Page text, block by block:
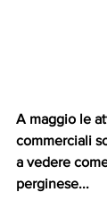
A maggio le
commerciali
a vedere
perginese...